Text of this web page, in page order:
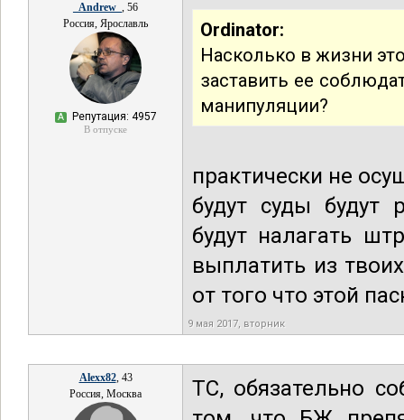
_Andrew_ , 56
Россия, Ярославль
А Репутация: 4957
В отпуске
Ordinator:
Насколько в жизни
заставить ее
манипуляции?
практически не
будут суды будут
будут налагать
выплатить из
от того что этой
9 мая 2017, вторник
Alexx82, 43
Россия, Москва
ТС, обязательно